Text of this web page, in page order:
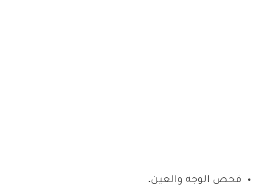
فحص الوجه والعين.